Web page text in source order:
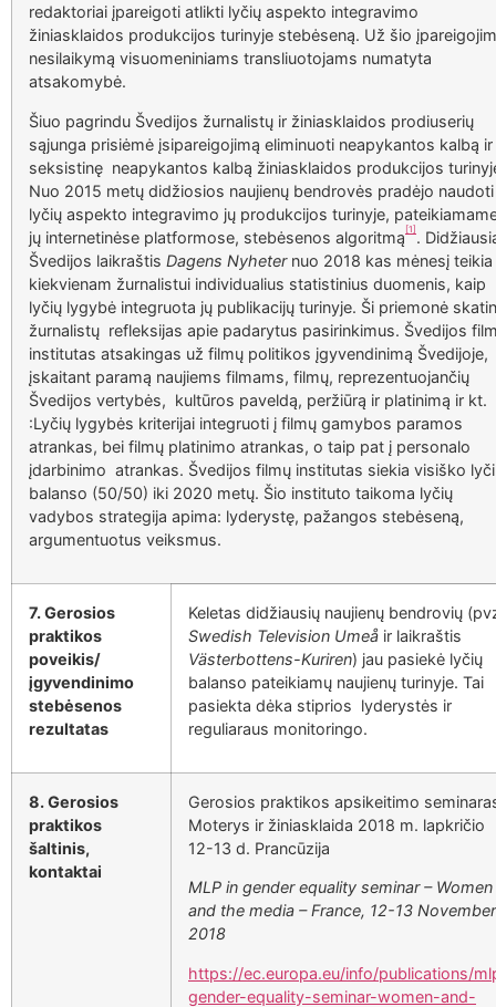
redaktoriai įpareigoti atlikti lyčių aspekto integravimo
žiniasklaidos produkcijos turinyje stebėseną. Už šio
nesilaikymą visuomeniniams transliuotojams numatyta
atsakomybė.
Šiuo pagrindu Švedijos žurnalistų ir žiniasklaidos prodiuserių
sąjunga prisiėmė įsipareigojimą eliminuoti neapykantos kalbą ir
seksistinę neapykantos kalbą žiniasklaidos produkcijos
Nuo 2015 metų didžiosios naujienų bendrovės pradėjo naudoti
lyčių aspekto integravimo jų produkcijos turinyje,
jų internetinėse platformose, stebėsenos algoritmą [1] .
Švedijos laikraštis Dagens Nyheter nuo 2018 kas mėnesį teikia
kiekvienam žurnalistui individualius statistinius duomenis, kaip
lyčių lygybė integruota jų publikacijų turinyje. Ši priemonė
žurnalistų refleksijas apie padarytus pasirinkimus. Švedijos
institutas atsakingas už filmų politikos įgyvendinimą Švedijoje,
įskaitant paramą naujiems filmams, filmų, reprezentuojančių
Švedijos vertybės, kultūros paveldą, peržiūrą ir platinimą ir kt.
:Lyčių lygybės kriterijai integruoti į filmų gamybos paramos
atrankas, bei filmų platinimo atrankas, o taip pat į personalo
įdarbinimo atrankas. Švedijos filmų institutas siekia visiško
balanso (50/50) iki 2020 metų. Šio instituto taikoma lyčių
vadybos strategija apima: lyderystę, pažangos stebėseną,
argumentuotus veiksmus.
7. Gerosios
praktikos
poveikis/
įgyvendinimo
stebėsenos
rezultatas
Keletas didžiausių naujienų bendrovių
Swedish Television Umeå ir laikraštis
Västerbottens-Kuriren) jau pasiekė lyčių
balanso pateikiamų naujienų turinyje. Tai
pasiekta dėka stiprios lyderystės ir
reguliaraus monitoringo.
8. Gerosios
praktikos
šaltinis,
kontaktai
Gerosios praktikos apsikeitimo
Moterys ir žiniasklaida 2018 m. lapkričio
12-13 d. Prancūzija
MLP in gender equality seminar – Women
and the media – France, 12-13 November
2018
https://ec.europa.eu/info/publications/
gender-equality-seminar-women-and-